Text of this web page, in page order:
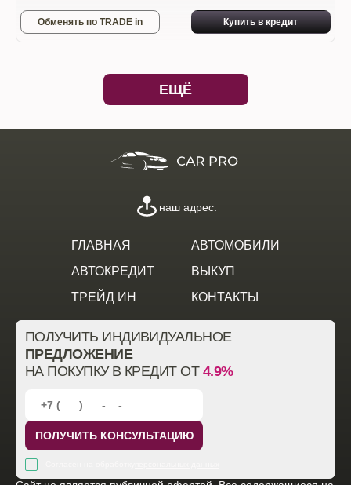
Обменять по TRADE in Купить в кредит
ЕЩЁ
ГЛАВНАЯ
АВТОМОБИЛИ
АВТОКРЕДИТ
ВЫКУП
ТРЕЙД ИН
КОНТАКТЫ
наш адрес:
ПОЛУЧИТЬ ИНДИВИДУАЛЬНОЕ
ПРЕДЛОЖЕНИЕ
НА ПОКУПКУ В КРЕДИТ ОТ 4.9%
ПОЛУЧИТЬ КОНСУЛЬТАЦИЮ